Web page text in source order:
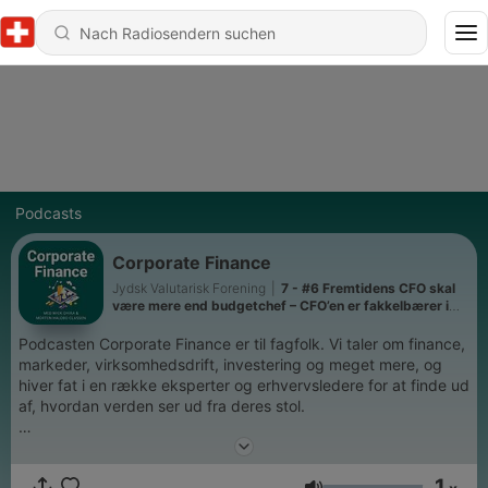
Podcasts
Corporate Finance
Jydsk Valutarisk Forening
7 - #6 Fremtidens CFO skal
være mere end budgetchef – CFO’en er fakkelbærer i
Podcasten Corporate Finance er til fagfolk. Vi taler om finance,
markeder, virksomhedsdrift, investering og meget mere, og
hiver fat i en række eksperter og erhvervsledere for at finde ud
af, hvordan verden ser ud fra deres stol.
Med skarpe spørgsmål fra dine værter, Mick Ohira og Morten